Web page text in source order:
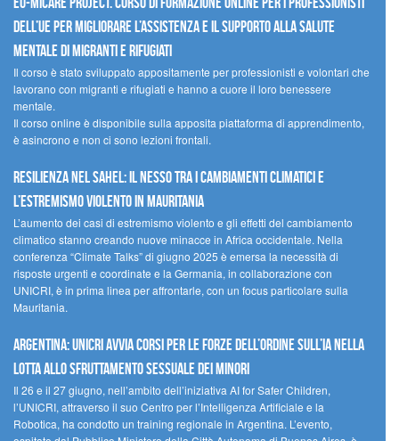
dell’UE per migliorare l’assistenza e il supporto alla salute
mentale di migranti e rifugiati
Il corso è stato sviluppato appositamente per professionisti e volontari che
lavorano con migranti e rifugiati e hanno a cuore il loro benessere
mentale.
Il corso online è disponibile sulla apposita piattaforma di apprendimento,
è asincrono e non ci sono lezioni frontali.
Resilienza nel Sahel: il nesso tra i cambiamenti climatici e
l’estremismo violento in Mauritania
L’aumento dei casi di estremismo violento e gli effetti del cambiamento
climatico stanno creando nuove minacce in Africa occidentale. Nella
conferenza “Climate Talks” di giugno 2025 è emersa la necessità di
risposte urgenti e coordinate e la Germania, in collaborazione con
UNICRI, è in prima linea per affrontarle, con un focus particolare sulla
Mauritania.
Argentina: UNICRI avvia corsi per le forze dell’ordine sull’IA nella
lotta allo sfruttamento sessuale dei minori
Il 26 e il 27 giugno, nell’ambito dell’iniziativa AI for Safer Children,
l’UNICRI, attraverso il suo Centro per l’Intelligenza Artificiale e la
Robotica, ha condotto un training regionale in Argentina. L’evento,